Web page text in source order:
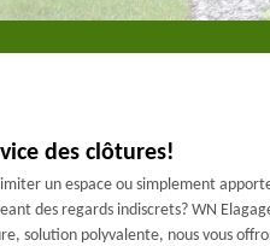
des clôtures!
un espace ou simplement
des regards indiscrets? WN
solution polyvalente, nous vous